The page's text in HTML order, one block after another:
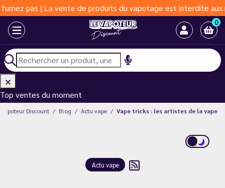
| La vente de produits du vapotage est interdite aux moins
0
Top ventes du moment
Vapoteur Discount Blog Actu vape Vape tricks : les artistes de la vape
Actu vape